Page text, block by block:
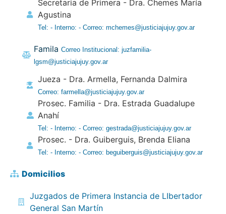
Secretaria de Primera - Dra. Chemes María
Agustina
Tel: - Interno: - Correo: mchemes@justiciajujuy.gov.ar
Famila Correo Institucional: juzfamilia-
lgsm@justiciajujuy.gov.ar
Jueza - Dra. Armella, Fernanda Dalmira
Correo: farmella@justiciajujuy.gov.ar
Prosec. Familia - Dra. Estrada Guadalupe
Anahí
Tel: - Interno: - Correo: gestrada@justiciajujuy.gov.ar
Prosec. - Dra. Guiberguis, Brenda Eliana
Tel: - Interno: - Correo: beguiberguis@justiciajujuy.gov.ar
Domicilios
Juzgados de Primera Instancia de LIbertador
General San Martín